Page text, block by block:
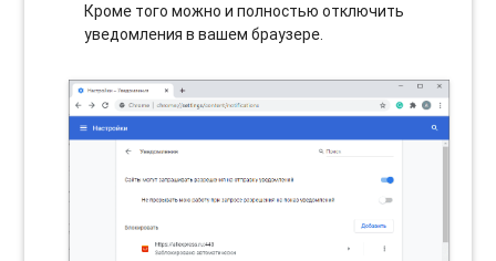
Кроме того можно и полностью отключить
уведомления в вашем браузере.